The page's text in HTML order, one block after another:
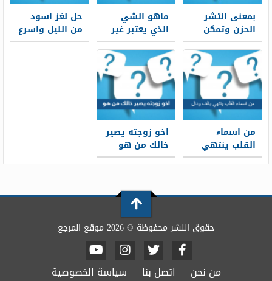
بمعنى انتشر
الحزن وتمكن
الحزن من 3
حروف
ماهو الشي
الذي يعتبر غير
نظيف اذا ابيض
لونه
حل لغز اسود
من الليل واسرع
من الخيل
من اسماء
القلب ينتهي
بالف ودال
اخو زوجته يصير
خالك من هو
حقوق النشر محفوظة © 2026 موقع المرجع
من نحن اتصل بنا
سياسة الخصوصية